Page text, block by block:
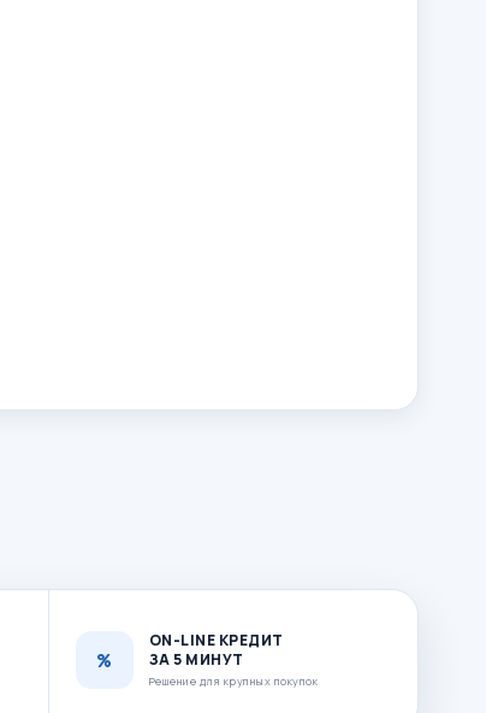
ON-LINE КРЕДИТ
ЗА 5 МИНУТ
Решение для крупных покупок